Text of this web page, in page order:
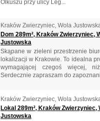
Olkuszu przy ulicy Leg...
Kraków Zwierzyniec, Wola
Dom 289m², Kraków Zwierzyniec,
Justowska
Skąpane w zieleni przestrzenie
lokalizacji w Krakowie. To idealna
wymagającej czegoś więcej,
Serdecznie zapraszam do
Kraków Zwierzyniec, Wola
Lokal 289m², Kraków Zwierzyniec,
Justowska